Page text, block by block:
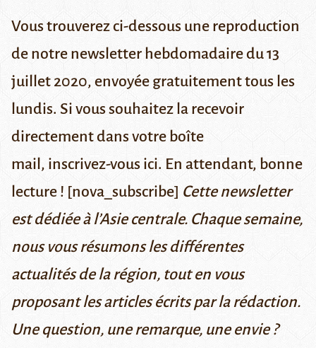
Vous trouverez ci-dessous une reproduction
de notre newsletter hebdomadaire du 13
juillet 2020, envoyée gratuitement tous les
lundis. Si vous souhaitez la recevoir
directement dans votre boîte
mail, inscrivez-vous ici. En attendant, bonne
lecture ! [nova_subscribe] Cette newsletter
est dédiée à l’Asie centrale. Chaque semaine,
nous vous résumons les différentes
actualités de la région, tout en vous
proposant les articles écrits par la rédaction.
Une question, une remarque, une envie ?